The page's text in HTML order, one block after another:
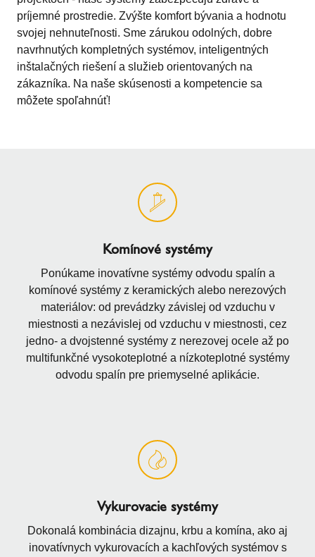
príjemné prostredie. Zvýšte komfort bývania a hodnotu
svojej nehnuteľnosti. Sme zárukou odolných, dobre
navrhnutých kompletných systémov, inteligentných
inštalačných riešení a služieb orientovaných na
zákazníka. Na naše skúsenosti a kompetencie sa
môžete spoľahnúť!
Komínové systémy
Ponúkame inovatívne systémy odvodu spalín a
komínové systémy z keramických alebo nerezových
materiálov: od prevádzky závislej od vzduchu v
miestnosti a nezávislej od vzduchu v miestnosti, cez
jedno- a dvojstenné systémy z nerezovej ocele až po
multifunkčné vysokoteplotné a nízkoteplotné systémy
odvodu spalín pre priemyselné aplikácie.
Vykurovacie systémy
Dokonalá kombinácia dizajnu, krbu a komína, ako aj
inovatívnych vykurovacích a kachľových systémov s